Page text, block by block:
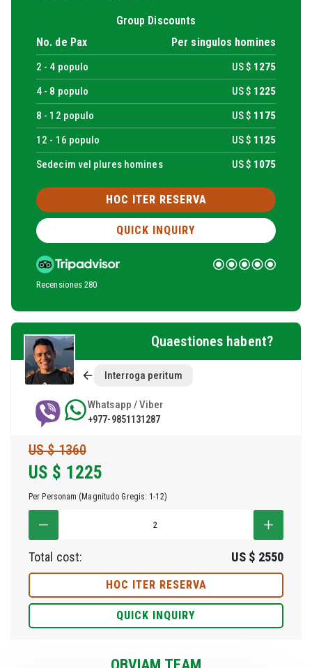
Group Discounts
No. de Pax
Per singulos homines
2 - 4 populo US $ 1275
4 - 8 populo US $ 1225
8 - 12 populo US $ 1175
12 - 16 populo US $ 1125
Sedecim vel plures homines
US $ 1075
HOC ITER RESERVA
QUICK INQUIRY
Recensiones 280
Quaestiones habent?
Interroga peritum
Whatsapp / Viber
+977-9851131287
US $ 1360
US $ 1225
Per Personam (Magnitudo Gregis: 1-12)
Total cost: US $ 2550
HOC ITER RESERVA
QUICK INQUIRY